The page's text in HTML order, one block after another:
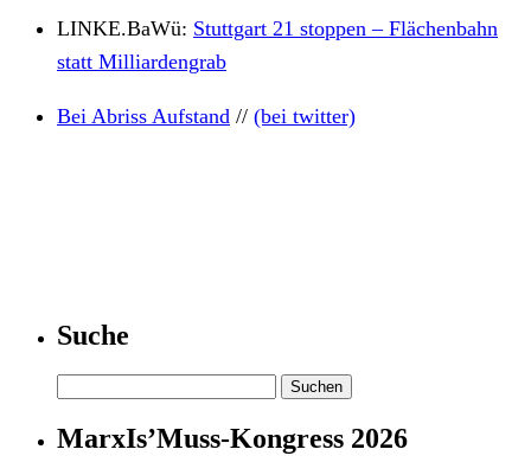
LINKE.BaWü: Stuttgart 21 stoppen – Flächenbahn
statt Milliardengrab
Bei Abriss Aufstand // (bei twitter)
Suche
nach:
MarxIs’Muss-Kongress 2026